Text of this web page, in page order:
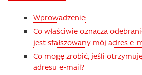
Wprowadzenie
Co właściwie oznacza
jest sfałszowany mój adres e-
Co mogę zrobić, jeśli
adresu e-mail?